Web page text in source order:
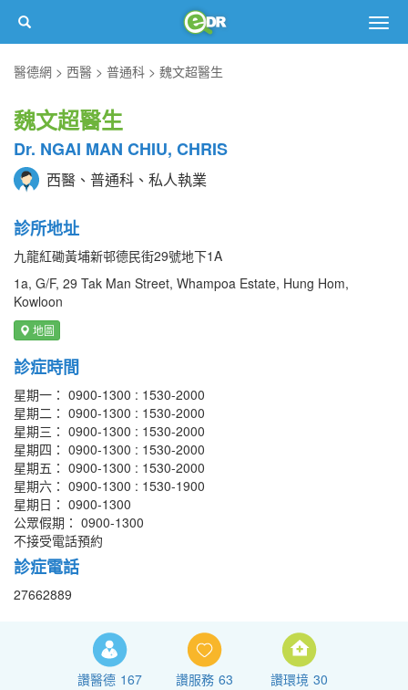
醫德網
西醫 普通科 魏文超醫生
魏文超醫生
Dr. NGAI MAN CHIU, CHRIS
西醫、普通科、私人執業
診所地址
九龍紅磡黃埔新邨德民街29號地下1A
1a, G/F, 29 Tak Man Street, Whampoa Estate, Hung Hom,
Kowloon
地圖
診症時間
星期一： 0900-1300 : 1530-2000
星期二： 0900-1300 : 1530-2000
星期三： 0900-1300 : 1530-2000
星期四： 0900-1300 : 1530-2000
星期五： 0900-1300 : 1530-2000
星期六： 0900-1300 : 1530-1900
星期日： 0900-1300
公眾假期： 0900-1300
不接受電話預約
診症電話
27662889
讚醫德 167 讚服務 63 讚環境 30